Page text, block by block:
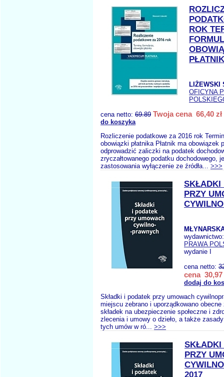
ROK
LIŻEWSKI
OFICYNA
cena netto: 69.89 Twoja cena 66,40 zł
do koszyka
Rozliczenie podatkowe za 2016 rok
obowiązki płatnika Płatnik ma obowiązek
odprowadzić zaliczki na podatek
zryczałtowanego podatku dochodowego,
zastosowania wyłączenie ze źródła... >>>
SKŁADKI
PRZY
PRAWA
wydanie I
cena netto:
cena 30,97
dodaj do
Składki i podatek przy umowach
miejscu zebrano i uporządkowano
składek na ubezpieczenie społeczne i
zlecenia i umowy o dzieło, a także
tych umów w ró... >>>
SKŁADKI
PRZY
2017